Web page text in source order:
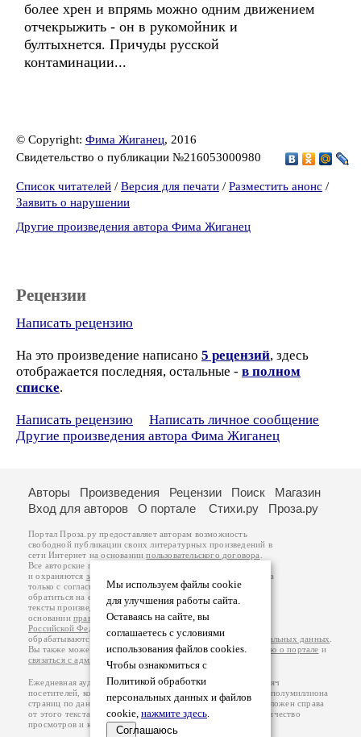
более хрен и впрямь можно одним движением
отчекрыжить - он в рукомойник и
бултыхнется. Причуды русской
контаминации...
© Copyright: Фима Жиганец, 2016
Свидетельство о публикации №216053000980
Список читателей / Версия для печати / Разместить анонс /
Заявить о нарушении
Другие произведения автора Фима Жиганец
Рецензии
Написать рецензию
На это произведение написано 5 рецензий, здесь
отображается последняя, остальные - в полном
списке.
Написать рецензию
Написать личное сообщение
Другие произведения автора Фима Жиганец
Мы используем файлы cookie
для улучшения работы сайта.
Оставаясь на сайте, вы
соглашаетесь с условиями
использования файлов cookies.
Чтобы ознакомиться с
Политикой обработки
персональных данных и файлов
cookie, нажмите здесь.
Соглашаюсь
Авторы Произведения Рецензии Поиск
Магазин
Вход для авторов
О портале Стихи.ру Проза.ру
Портал Проза.ру предоставляет авторам возможность
свободной публикации своих литературных произведений в
сети Интернет на основаниипользовательского договора
Все авторские права на произведения принадлежат авторам
и охраняются законом
. Перепечатка произведений возможна
только с согласия его автора, к которому вы можете
обратиться на его авторской странице. Ответственность за
тексты произведений авторы несут самостоятельно на
основанииправил публикацииизаконодательства
Российской Федерации
обрабатываются на основанииПолитики обработки персональных данных
Вы также можете посмотреть более подробнуюинформацию о портале и
связаться с администрацией
Ежедневная аудитория портала Проза.ру – порядка 100 тысяч
посетителей, которые в общей сумме просматривают более полумиллиона
страниц по данным счетчика посещаемости, который расположен справа
от этого текста. В каждой графе указано по две цифры: количество
просмотров и количество посетителей.